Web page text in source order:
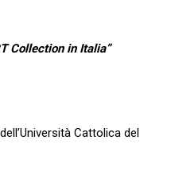
Collection in Italia”
Cattolica del